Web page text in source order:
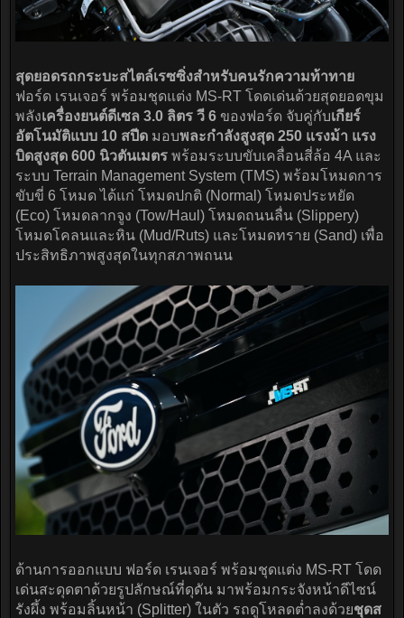
สุดยอดรถกระบะสไตล์เรซซิ่งสำหรับคนรักความท้าทาย
ฟอร์ด เรนเจอร์ พร้อมชุดแต่ง MS-RT โดดเด่นด้วยสุดยอดขุม
พลังเครื่องยนต์ดีเซล 3.0 ลิตร วี 6 ของฟอร์ด จับคู่กับเกียร์
อัตโนมัติแบบ 10 สปีด มอบพละกำลังสูงสุด 250 แรงม้า แรง
บิดสูงสุด 600 นิวตันเมตร พร้อมระบบขับเคลื่อนสี่ล้อ 4A และ
ระบบ Terrain Management System (TMS) พร้อมโหมดการ
ขับขี่ 6 โหมด ได้แก่ โหมดปกติ (Normal) โหมดประหยัด
(Eco) โหมดลากจูง (Tow/Haul) โหมดถนนลื่น (Slippery)
โหมดโคลนและหิน (Mud/Ruts) และโหมดทราย (Sand) เพื่อ
ประสิทธิภาพสูงสุดในทุกสภาพถนน
ด้านการออกแบบ ฟอร์ด เรนเจอร์ พร้อมชุดแต่ง MS-RT โดด
เด่นสะดุดตาด้วยรูปลักษณ์ที่ดุดัน มาพร้อมกระจังหน้าดีไซน์
รังผึ้ง พร้อมลิ้นหน้า (Splitter) ในตัว รถดูโหลดต่ำลงด้วยชุดส